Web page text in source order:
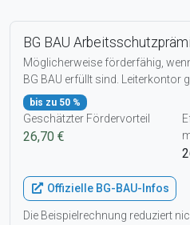
BG BAU
Möglicherweise förderfähig,
BG BAU erfüllt sind. Leiterkontor
bis zu 50 %
Geschätzter Fördervorteil
26,70 €
Offizielle BG-BAU-Infos
Die Beispielrechnung reduziert